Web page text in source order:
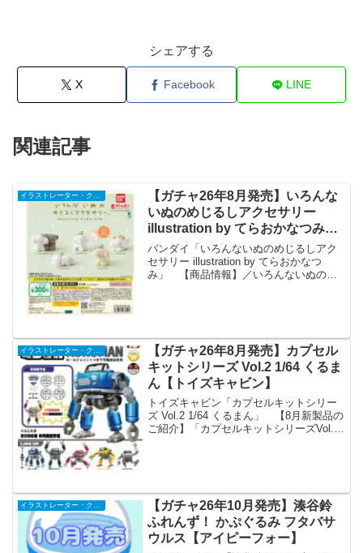
シェアする
X Facebook LINE
関連記事
イラストレーター・クリエイター
【ガチャ26年8月発売】いろんな
いぬのめじるしアクセサリー
illustration by てらおかなつみ
【バンダイ】
バンダイ「いろんないぬのめじるしアク
セサリー illustration by てらおかなつ
み」 【商品情報】／いろんないぬのめ
イラストレーター・クリエイター
【ガチャ26年8月発売】カプセル
キットシリーズ Vol.2 1/64 くるま
ん【トイズキャビン】
トイズキャビン「カプセルキットシリー
ズ Vol.2 1/64 くるまん」 【8月新製品の
ご紹介】「カプセルキットシリーズVol.2
【ガチャ26年10月発売】湊谷鈴
ふれんず！ かぷぐるみ フタバサ
ウルス【アイピーフォー】